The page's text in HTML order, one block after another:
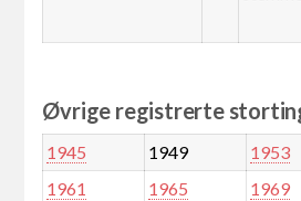
Øvrige registrerte
1945 1949 1953
1961
1965 1969